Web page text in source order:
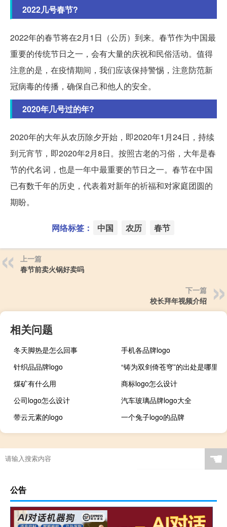
2022几号春节?
2022年的春节将在2月1日（公历）到来。春节作为中国最
重要的传统节日之一，会有大量的庆祝和民俗活动。值得
注意的是，在疫情期间，我们应该保持警惕，注意防范新
冠病毒的传播，确保自己和他人的安全。
2020年几号过的年?
2020年的大年从农历除夕开始，即2020年1月24日，持续
到元宵节，即2020年2月8日。按照古老的习俗，大年是春
节的代名词，也是一年中最重要的节日之一。春节在中国
已有数千年的历史，代表着对新年的祈福和对家庭团圆的
期盼。
网络标签： 中国 农历 春节
上一篇
春节前卖火锅好卖吗
下一篇
校长拜年视频介绍
相关问题
冬天脚热是怎么回事
手机各品牌logo
针织品品牌logo
“铸为双剑倚苍穹”的出处是哪里
煤矿有什么用
商标logo怎么设计
公司logo怎么设计
汽车玻璃品牌logo大全
带云元素的logo
一个兔子logo的品牌
☚
公告